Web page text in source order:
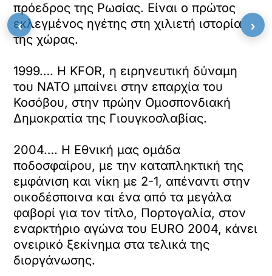
πρόεδρος της Ρωσίας. Είναι ο πρώτος
εκλεγμένος ηγέτης στη χιλιετή ιστορία
της χώρας.
1999…. Η ΚFOR, η ειρηνευτική δύναμη
του ΝΑΤΟ μπαίνει στην επαρχία του
Κοσόβου, στην πρώην Ομοσπονδιακή
Δημοκρατία της Γιουγκοσλαβίας.
2004…. Η Εθνική μας ομάδα
ποδοσφαίρου, με την καταπληκτική της
εμφάνιση και νίκη με 2-1, απέναντι στην
οικοδέσποινα και ένα από τα μεγάλα
φαβορί για τον τίτλο, Πορτογαλία, στον
εναρκτήριο αγώνα του EURO 2004, κάνει
ονειρικό ξεκίνημα στα τελικά της
διοργάνωσης.
‹ ›